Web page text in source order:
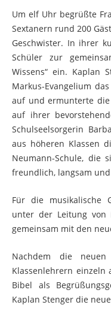
Um elf Uhr begrüßte
Sextanern rund 200
Geschwister. In ihrer
Schüler zur
Wissens“ ein. Kaplan
Markus-Evangelium
auf und ermunterte die
auf ihrer
Schulseelsorgerin
aus höheren Klassen
Neumann-Schule, die
freundlich, langsam
Für die musikalische
unter der Leitung von
gemeinsam mit den
Nachdem die
Klassenlehrern
Bibel als
Kaplan Stenger die